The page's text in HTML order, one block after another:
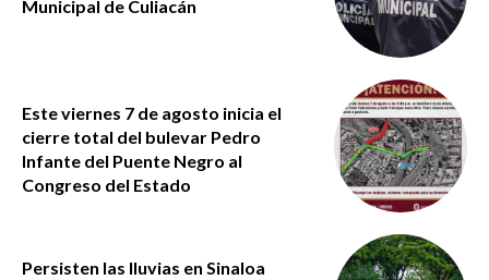
Municipal de Culiacán
Este viernes 7 de agosto inicia el
cierre total del bulevar Pedro
Infante del Puente Negro al
Congreso del Estado
Persisten las lluvias en Sinaloa